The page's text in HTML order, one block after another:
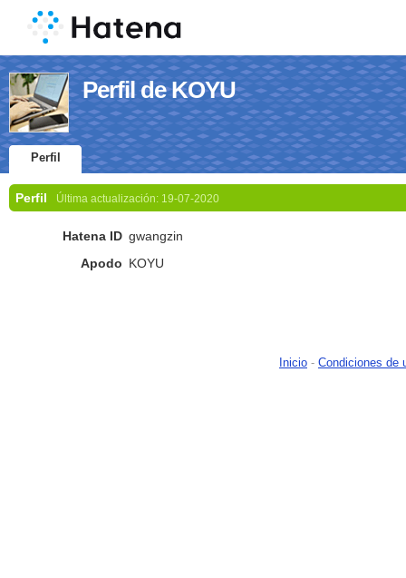
Perfil de KOYU
Perfil
Perfil Última actualización: 19-07-2020
Hatena ID gwangzin
Apodo KOYU
Inicio - Condiciones de